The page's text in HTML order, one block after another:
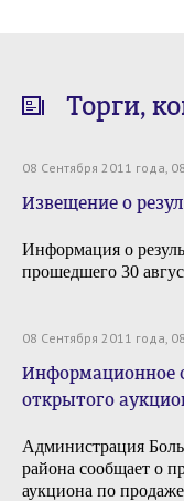
Торги,
08 Сентября 2011 года,
Извещение о
Информация о
прошедшего 30
08 Сентября 2011 года,
Информационное
открытого
Администрация
района сообщает о
аукциона по